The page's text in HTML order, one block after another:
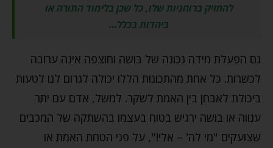
להחזיק ברוחניות שלו, כל שכן בלימוד התורה או
ביהדות בכלל…
גם הפעלת מידה נכונה של בושה וחוצפה אינה ערובה
לכשרות. כל אחת מהתכונות הללו יכולה לגרום לנו לטעות
ביכולת לאבחן בין האמת לשקר. למשל, אדם עם יתר
ענווה או בושה ירגיש בטוח בעצמו בהשתקה של המכבים
שצועקים "מי לה' – אלי!", על פני הטחת האמת או